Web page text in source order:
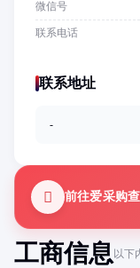
工商信息以下
微信号
联系电话
联系地址
-
前往爱采购